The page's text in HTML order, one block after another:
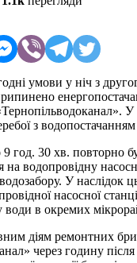
умови у ніч з
У
з
9 год. 30 хв. повторно
на водопровідну
У наслідок
насосної
в окремих
діям ремонтних
через годину після